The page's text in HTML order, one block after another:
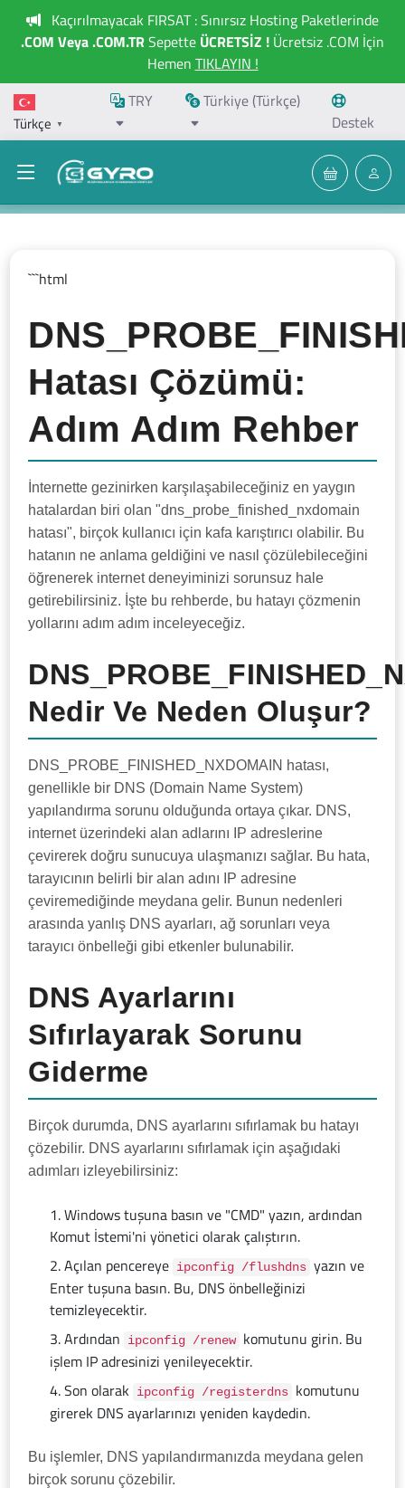
Kaçırılmayacak FIRSAT : Sınırsız Hosting Paketlerinde
.COM Veya .COM.TRSepette ÜCRETSİZ ! Ücretsiz .COM İçin
Hemen TIKLAYIN !
Türkçe ▼
TRY
Türkiye (Türkçe)
Destek
```html
Hatası Çözümü:
Adım Adım Rehber
İnternette gezinirken karşılaşabileceğiniz en yaygın
hatalardan biri olan "dns_probe_finished_nxdomain
hatası", birçok kullanıcı için kafa karıştırıcı olabilir. Bu
hatanın ne anlama geldiğini ve nasıl çözülebileceğini
öğrenerek internet deneyiminizi sorunsuz hale
getirebilirsiniz. İşte bu rehberde, bu hatayı çözmenin
yollarını adım adım inceleyeceğiz.
Nedir Ve Neden Oluşur?
DNS_PROBE_FINISHED_NXDOMAIN hatası,
genellikle bir DNS (Domain Name System)
yapılandırma sorunu olduğunda ortaya çıkar. DNS,
internet üzerindeki alan adlarını IP adreslerine
çevirerek doğru sunucuya ulaşmanızı sağlar. Bu hata,
tarayıcının belirli bir alan adını IP adresine
çeviremediğinde meydana gelir. Bunun nedenleri
arasında yanlış DNS ayarları, ağ sorunları veya
tarayıcı önbelleği gibi etkenler bulunabilir.
DNS Ayarlarını
Sıfırlayarak Sorunu
Giderme
Birçok durumda, DNS ayarlarını sıfırlamak bu hatayı
çözebilir. DNS ayarlarını sıfırlamak için aşağıdaki
adımları izleyebilirsiniz:
Windows tuşuna basın ve "CMD" yazın, ardından
Komut İstemi'ni yönetici olarak çalıştırın.
Açılan pencereye ipconfig /flushdns yazın ve
Enter tuşuna basın. Bu, DNS önbelleğinizi
temizleyecektir.
Ardından
ipconfig /renew komutunu girin. Bu
işlem IP adresinizi yenileyecektir.
Son olarak
ipconfig /registerdns komutunu
girerek DNS ayarlarınızı yeniden kaydedin.
Bu işlemler, DNS yapılandırmanızda meydana gelen
birçok sorunu çözebilir.